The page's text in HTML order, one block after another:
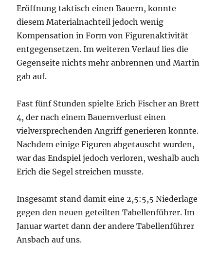
Eröffnung taktisch einen Bauern, konnte
diesem Materialnachteil jedoch wenig
Kompensation in Form von Figurenaktivität
entgegensetzen. Im weiteren Verlauf lies die
Gegenseite nichts mehr anbrennen und Martin
gab auf.
Fast fünf Stunden spielte Erich Fischer an Brett
4, der nach einem Bauernverlust einen
vielversprechenden Angriff generieren konnte.
Nachdem einige Figuren abgetauscht wurden,
war das Endspiel jedoch verloren, weshalb auch
Erich die Segel streichen musste.
Insgesamt stand damit eine 2,5:5,5 Niederlage
gegen den neuen geteilten Tabellenführer. Im
Januar wartet dann der andere Tabellenführer
Ansbach auf uns.